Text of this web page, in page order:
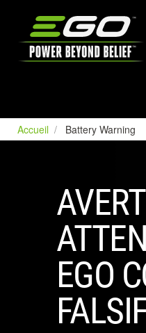
Accueil Battery Warning
EGO